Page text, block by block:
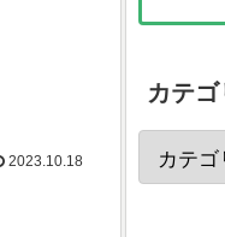
2023.10.18
カテゴ